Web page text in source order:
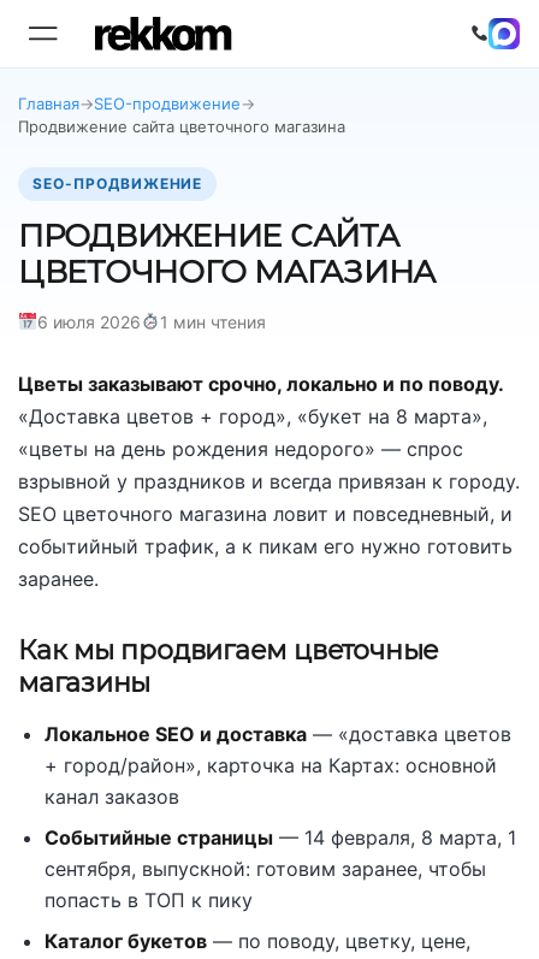
Главная→SEO-продвижение→
Продвижение сайта цветочного магазина
SEO-ПРОДВИЖЕНИЕ
ПРОДВИЖЕНИЕ САЙТА
ЦВЕТОЧНОГО МАГАЗИНА
6 июля 2026 1 мин чтения
Цветы заказывают срочно, локально и по поводу.
«Доставка цветов + город», «букет на 8 марта»,
«цветы на день рождения недорого» — спрос
взрывной у праздников и всегда привязан к городу.
SEO цветочного магазина ловит и повседневный, и
событийный трафик, а к пикам его нужно готовить
заранее.
Как мы продвигаем цветочные
магазины
Локальное SEO и доставка — «доставка цветов
+ город/район», карточка на Картах: основной
канал заказов
Событийные страницы — 14 февраля, 8 марта, 1
сентября, выпускной: готовим заранее, чтобы
попасть в ТОП к пику
Каталог букетов — по поводу, цветку, цене,